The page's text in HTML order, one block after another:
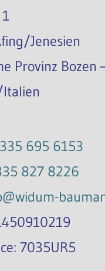
Jenesien
Provinz Bozen
695 6153
827 8226
7035UR5